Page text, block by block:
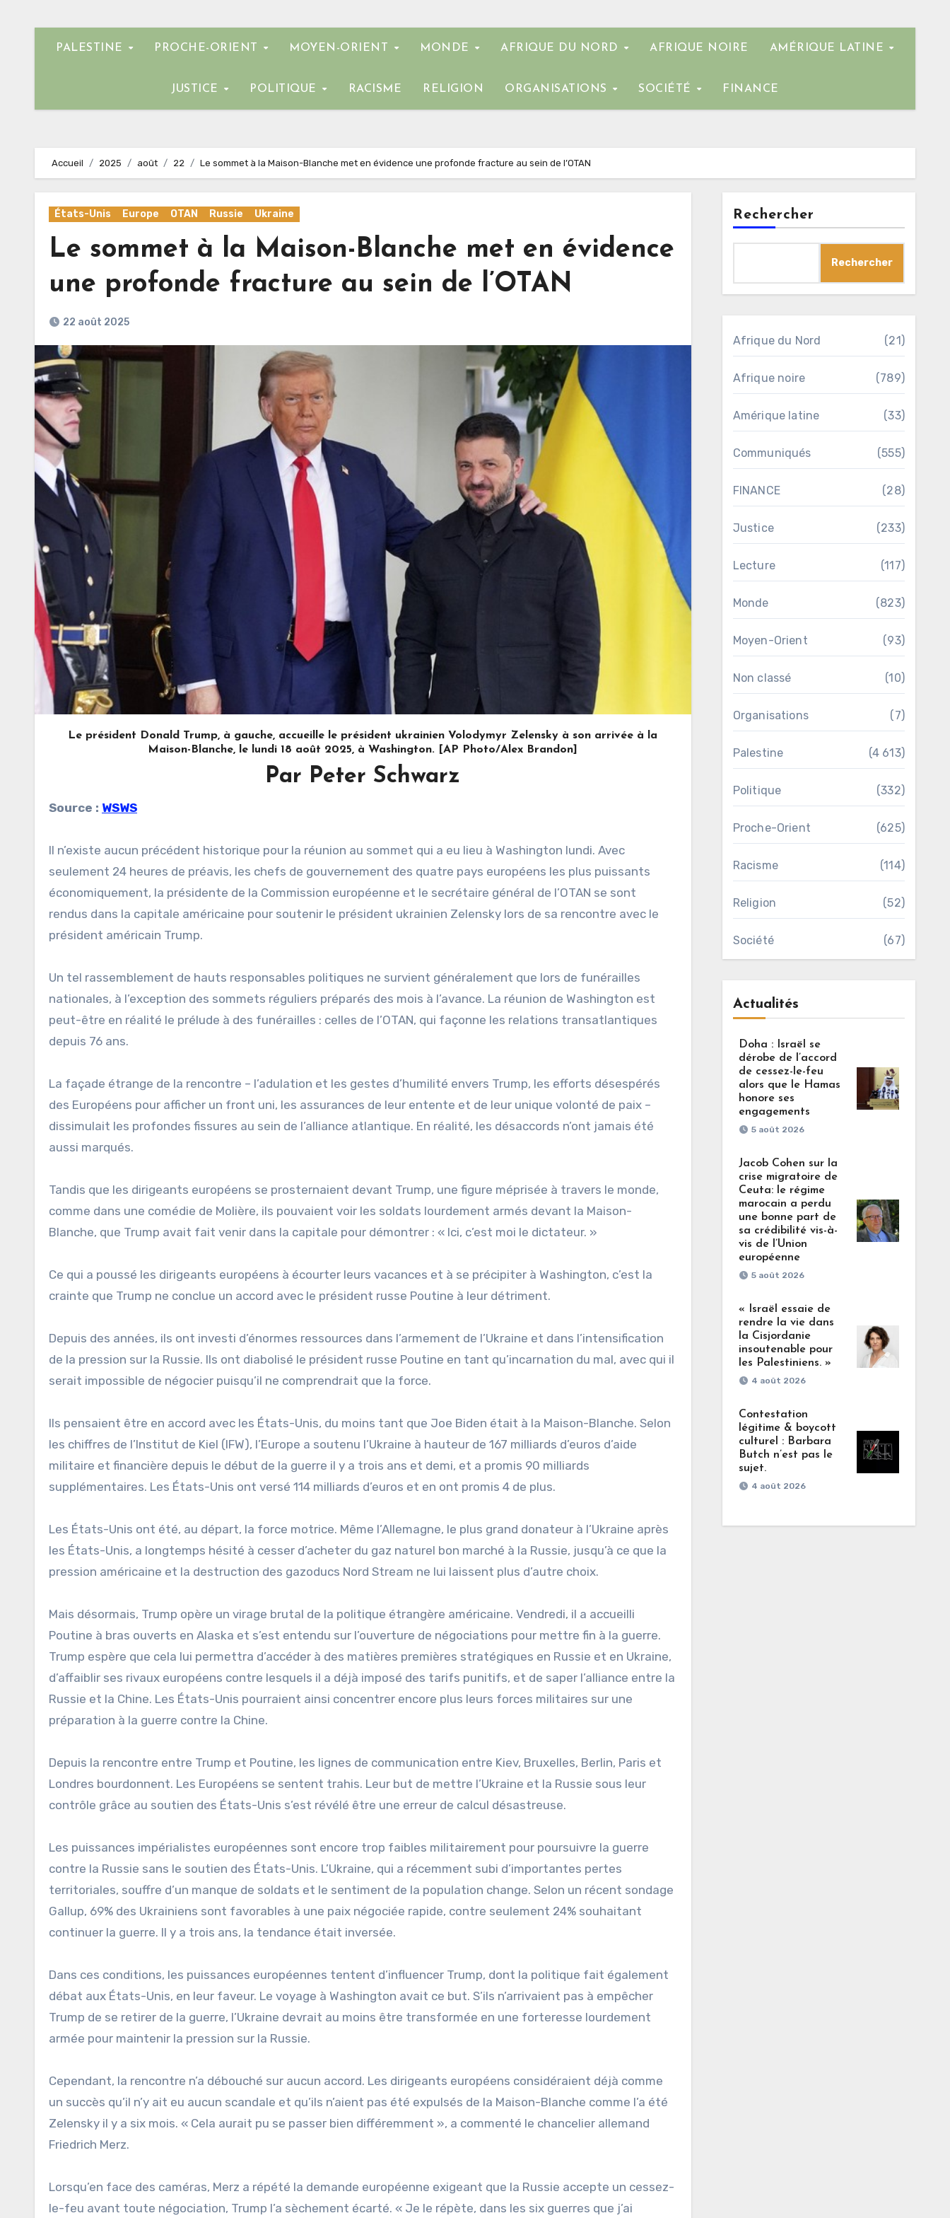
PALESTINE PROCHE-ORIENT MOYEN-ORIENT MONDE AFRIQUE DU NORD AFRIQUE NOIRE AMÉRIQUE LATINE
JUSTICE POLITIQUE RACISME RELIGION ORGANISATIONS SOCIÉTÉ FINANCE
Accueil 2025 août 22 Le sommet à la Maison-Blanche met en évidence une profonde fracture au sein de l’OTAN
États-Unis Europe OTAN Russie Ukraine
Le sommet à la Maison-Blanche met en évidence
une profonde fracture au sein de l’OTAN
22 août 2025
Le président Donald Trump, à gauche, accueille le président ukrainien Volodymyr Zelensky à son arrivée à la
Maison-Blanche, le lundi 18 août 2025, à Washington. [AP Photo/Alex Brandon]
Par Peter Schwarz
Source : WSWS
Il n’existe aucun précédent historique pour la réunion au sommet qui a eu lieu à Washington lundi. Avec
seulement 24 heures de préavis, les chefs de gouvernement des quatre pays européens les plus puissants
économiquement, la présidente de la Commission européenne et le secrétaire général de l’OTAN se sont
rendus dans la capitale américaine pour soutenir le président ukrainien Zelensky lors de sa rencontre avec le
président américain Trump.
Un tel rassemblement de hauts responsables politiques ne survient généralement que lors de funérailles
nationales, à l’exception des sommets réguliers préparés des mois à l’avance. La réunion de Washington est
peut-être en réalité le prélude à des funérailles : celles de l’OTAN, qui façonne les relations transatlantiques
depuis 76 ans.
La façade étrange de la rencontre – l’adulation et les gestes d’humilité envers Trump, les efforts désespérés
des Européens pour afficher un front uni, les assurances de leur entente et de leur unique volonté de paix –
dissimulait les profondes fissures au sein de l’alliance atlantique. En réalité, les désaccords n’ont jamais été
aussi marqués.
Tandis que les dirigeants européens se prosternaient devant Trump, une figure méprisée à travers le monde,
comme dans une comédie de Molière, ils pouvaient voir les soldats lourdement armés devant la Maison-
Blanche, que Trump avait fait venir dans la capitale pour démontrer : « Ici, c’est moi le dictateur. »
Ce qui a poussé les dirigeants européens à écourter leurs vacances et à se précipiter à Washington, c’est la
crainte que Trump ne conclue un accord avec le président russe Poutine à leur détriment.
Depuis des années, ils ont investi d’énormes ressources dans l’armement de l’Ukraine et dans l’intensification
de la pression sur la Russie. Ils ont diabolisé le président russe Poutine en tant qu’incarnation du mal, avec qui il
serait impossible de négocier puisqu’il ne comprendrait que la force.
Ils pensaient être en accord avec les États-Unis, du moins tant que Joe Biden était à la Maison-Blanche. Selon
les chiffres de l’Institut de Kiel (IFW), l’Europe a soutenu l’Ukraine à hauteur de 167 milliards d’euros d’aide
militaire et financière depuis le début de la guerre il y a trois ans et demi, et a promis 90 milliards
supplémentaires. Les États-Unis ont versé 114 milliards d’euros et en ont promis 4 de plus.
Les États-Unis ont été, au départ, la force motrice. Même l’Allemagne, le plus grand donateur à l’Ukraine après
les États-Unis, a longtemps hésité à cesser d’acheter du gaz naturel bon marché à la Russie, jusqu’à ce que la
pression américaine et la destruction des gazoducs Nord Stream ne lui laissent plus d’autre choix.
Mais désormais, Trump opère un virage brutal de la politique étrangère américaine. Vendredi, il a accueilli
Poutine à bras ouverts en Alaska et s’est entendu sur l’ouverture de négociations pour mettre fin à la guerre.
Trump espère que cela lui permettra d’accéder à des matières premières stratégiques en Russie et en Ukraine,
d’affaiblir ses rivaux européens contre lesquels il a déjà imposé des tarifs punitifs, et de saper l’alliance entre la
Russie et la Chine. Les États-Unis pourraient ainsi concentrer encore plus leurs forces militaires sur une
préparation à la guerre contre la Chine.
Depuis la rencontre entre Trump et Poutine, les lignes de communication entre Kiev, Bruxelles, Berlin, Paris et
Londres bourdonnent. Les Européens se sentent trahis. Leur but de mettre l’Ukraine et la Russie sous leur
contrôle grâce au soutien des États-Unis s’est révélé être une erreur de calcul désastreuse.
Les puissances impérialistes européennes sont encore trop faibles militairement pour poursuivre la guerre
contre la Russie sans le soutien des États-Unis. L’Ukraine, qui a récemment subi d’importantes pertes
territoriales, souffre d’un manque de soldats et le sentiment de la population change. Selon un récent sondage
Gallup, 69% des Ukrainiens sont favorables à une paix négociée rapide, contre seulement 24% souhaitant
continuer la guerre. Il y a trois ans, la tendance était inversée.
Dans ces conditions, les puissances européennes tentent d’influencer Trump, dont la politique fait également
débat aux États-Unis, en leur faveur. Le voyage à Washington avait ce but. S’ils n’arrivaient pas à empêcher
Trump de se retirer de la guerre, l’Ukraine devrait au moins être transformée en une forteresse lourdement
armée pour maintenir la pression sur la Russie.
Cependant, la rencontre n’a débouché sur aucun accord. Les dirigeants européens considéraient déjà comme
un succès qu’il n’y ait eu aucun scandale et qu’ils n’aient pas été expulsés de la Maison-Blanche comme l’a été
Zelensky il y a six mois. « Cela aurait pu se passer bien différemment », a commenté le chancelier allemand
Friedrich Merz.
Lorsqu’en face des caméras, Merz a répété la demande européenne exigeant que la Russie accepte un cessez-
le-feu avant toute négociation, Trump l’a sèchement écarté. « Je le répète, dans les six guerres que j’ai
Rechercher
Rechercher
Afrique du Nord (21)
Afrique noire (789)
Amérique latine (33)
Communiqués (555)
FINANCE (28)
Justice (233)
Lecture (117)
Monde (823)
Moyen-Orient (93)
Non classé (10)
Organisations (7)
Palestine (4 613)
Politique (332)
Proche-Orient (625)
Racisme (114)
Religion (52)
Société (67)
Actualités
Doha : Israël se
dérobe de l’accord
de cessez-le-feu
alors que le Hamas
honore ses
engagements
5 août 2026
Jacob Cohen sur la
crise migratoire de
Ceuta: le régime
marocain a perdu
une bonne part de
sa crédibilité vis-à-
vis de l’Union
européenne
5 août 2026
« Israël essaie de
rendre la vie dans
la Cisjordanie
insoutenable pour
les Palestiniens. »
4 août 2026
Contestation
légitime & boycott
culturel : Barbara
Butch n’est pas le
sujet.
4 août 2026